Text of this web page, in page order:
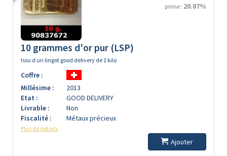
prime : 20.07%
10 grammes d'or pur (LSP)
Issu d un lingot good delivery de 1 kilo
Coffre :
Millésime :
2013
Etat :
GOOD DELIVERY
Livrable :
Non
Fiscalité :
Métaux précieux
Plus de détails
Ajouter